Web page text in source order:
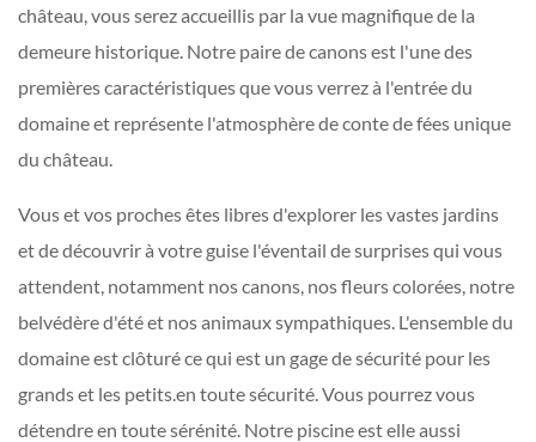
château, vous serez accueillis par la vue magnifique de la
demeure historique. Notre paire de canons est l'une des
premières caractéristiques que vous verrez à l'entrée du
domaine et représente l'atmosphère de conte de fées unique
du château.
Vous et vos proches êtes libres d'explorer les vastes jardins
et de découvrir à votre guise l'éventail de surprises qui vous
attendent, notamment nos canons, nos fleurs colorées, notre
belvédère d'été et nos animaux sympathiques. L'ensemble du
domaine est clôturé ce qui est un gage de sécurité pour les
grands et les petits.en toute sécurité. Vous pourrez vous
détendre en toute sérénité. Notre piscine est elle aussi